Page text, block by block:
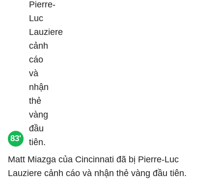
83'
Matt Miazga của Cincinnati đã bị Pierre-Luc
Lauziere cảnh cáo và nhận thẻ vàng đầu tiên.